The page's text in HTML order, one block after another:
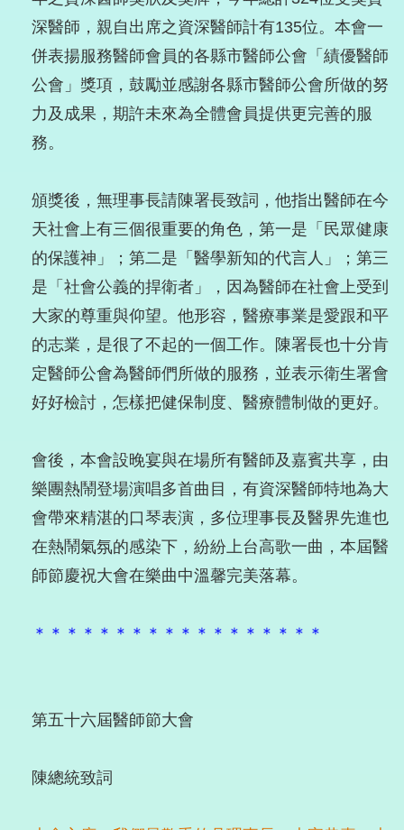
深醫師，親自出席之資深醫師計有135位。本會一
併表揚服務醫師會員的各縣市醫師公會「績優醫師
公會」獎項，鼓勵並感謝各縣市醫師公會所做的努
力及成果，期許未來為全體會員提供更完善的服
務。
頒獎後，無理事長請陳署長致詞，他指出醫師在今
天社會上有三個很重要的角色，第一是「民眾健康
的保護神」；第二是「醫學新知的代言人」；第三
是「社會公義的捍衛者」，因為醫師在社會上受到
大家的尊重與仰望。他形容，醫療事業是愛跟和平
的志業，是很了不起的一個工作。陳署長也十分肯
定醫師公會為醫師們所做的服務，並表示衛生署會
好好檢討，怎樣把健保制度、醫療體制做的更好。
會後，本會設晚宴與在場所有醫師及嘉賓共享，由
樂團熱鬧登場演唱多首曲目，有資深醫師特地為大
會帶來精湛的口琴表演，多位理事長及醫界先進也
在熱鬧氣氛的感染下，紛紛上台高歌一曲，本屆醫
師節慶祝大會在樂曲中溫馨完美落幕。
＊＊＊＊＊＊＊＊＊＊＊＊＊＊＊＊＊＊
第五十六屆醫師節大會
陳總統致詞